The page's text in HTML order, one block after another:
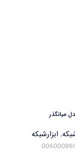
میانگذر
, ابزارشبکه